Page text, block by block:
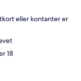
eller kontanter er
18